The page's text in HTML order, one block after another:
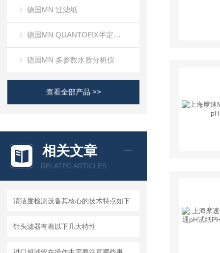
德国MN 过滤纸
德国MN QUANTOFIX半定量测试条
德国MN 多参数水质分析仪
查看全部产品 >>
相关文章
RELATED ARTICLES
清洁度检测设备其核心的技术特点如下
针头滤器有着以下几大特性